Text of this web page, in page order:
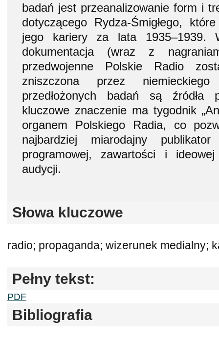
badań jest przeanalizowanie form i
dotyczącego Rydza-Śmigłego,
jego kariery za lata
dokumentacja (wraz z
przedwojenne Polskie Radio
zniszczona przez
przedłożonych badań są źródła
kluczowe znaczenie ma tygodnik
organem Polskiego Radia, co
najbardziej miarodajny
programowej, zawartości i
audycji.
Słowa kluczowe
radio; propaganda; wizerunek medialny;
Pełny tekst:
PDF
Bibliografia